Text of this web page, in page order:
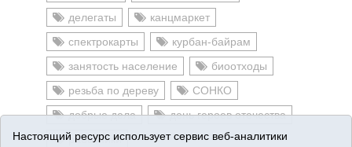
делегаты
канцмаркет
спектрокарты
курбан-байрам
занятость население
биоотходы
резьба по дереву
СОНКО
добрые дела
день героев отечества
работники
Настоящий ресурс использует сервис веб-аналитики